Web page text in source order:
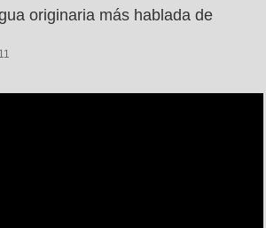
originaria más hablada de